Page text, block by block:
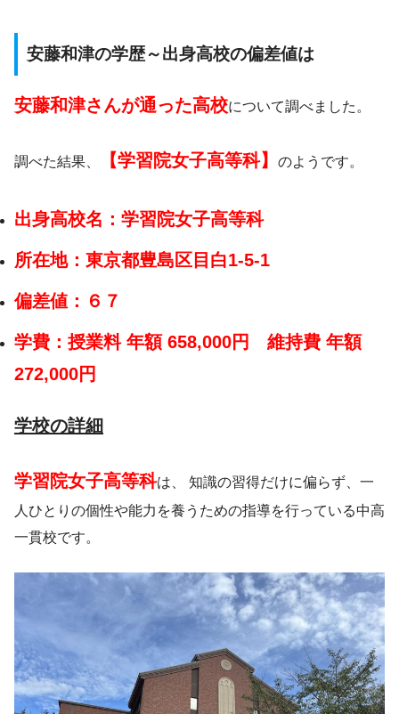
安藤和津の学歴～出身高校の偏差値は
安藤和津さんが通った高校について調べました。
調べた結果、 【学習院女子高等科】 のようです。
出身高校名：学習院女子高等科
所在地：東京都豊島区目白1-5-1
偏差値：６７
学費：授業料 年額 658,000円 維持費 年額
272,000円
学校の詳細
学習院女子高等科は、 知識の習得だけに偏らず、一
人ひとりの個性や能力を養うための指導を行っている中高
一貫校です。